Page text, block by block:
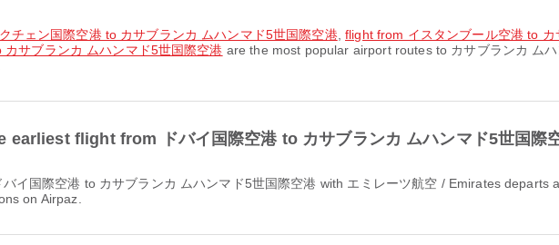
チェン国際空港 to カサブランカ ムハンマド5世国際空港,flight from イスタンブール空港 to
サブランカ ムハンマド5世国際空港 are the most popular airport routes to カサブランカ ム
earliest flight from ドバイ国際空港 to カサブランカ ムハンマド5世国際
on Airpaz.